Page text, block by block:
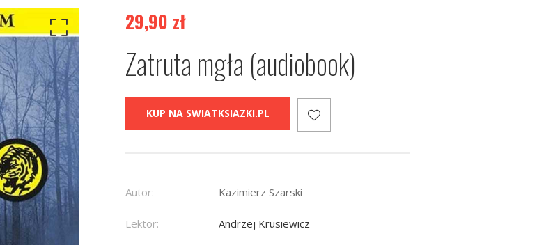
29,90 zł
Zatruta mgła (audiobook)
KUP NA SWIATKSIAZKI.PL
Autor: Kazimierz Szarski
Lektor: Andrzej Krusiewicz